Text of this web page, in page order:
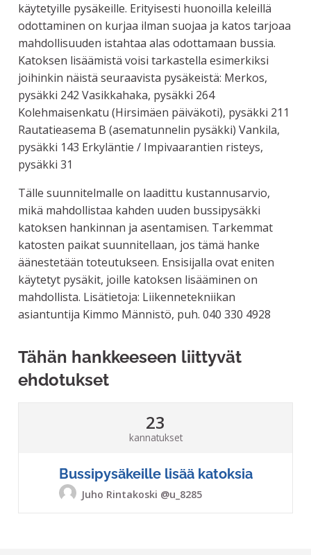
käytetyille pysäkeille. Erityisesti huonoilla keleillä
odottaminen on kurjaa ilman suojaa ja katos tarjoaa
mahdollisuuden istahtaa alas odottamaan bussia.
Katoksen lisäämistä voisi tarkastella esimerkiksi
joihinkin näistä seuraavista pysäkeistä: Merkos,
pysäkki 242 Vasikkahaka, pysäkki 264
Kolehmaisenkatu (Hirsimäen päiväkoti), pysäkki 211
Rautatieasema B (asematunnelin pysäkki) Vankila,
pysäkki 143 Erkyläntie / Impivaarantien risteys,
pysäkki 31
Tälle suunnitelmalle on laadittu kustannusarvio,
mikä mahdollistaa kahden uuden bussipysäkki
katoksen hankinnan ja asentamisen. Tarkemmat
katosten paikat suunnitellaan, jos tämä hanke
äänestetään toteutukseen. Ensisijalla ovat eniten
käytetyt pysäkit, joille katoksen lisääminen on
mahdollista. Lisätietoja: Liikennetekniikan
asiantuntija Kimmo Männistö, puh. 040 330 4928
Tähän hankkeeseen liittyvät
ehdotukset
Bussipysäkeille lisää katoksia
Juho Rintakoski @u_8285
23
kannatukset